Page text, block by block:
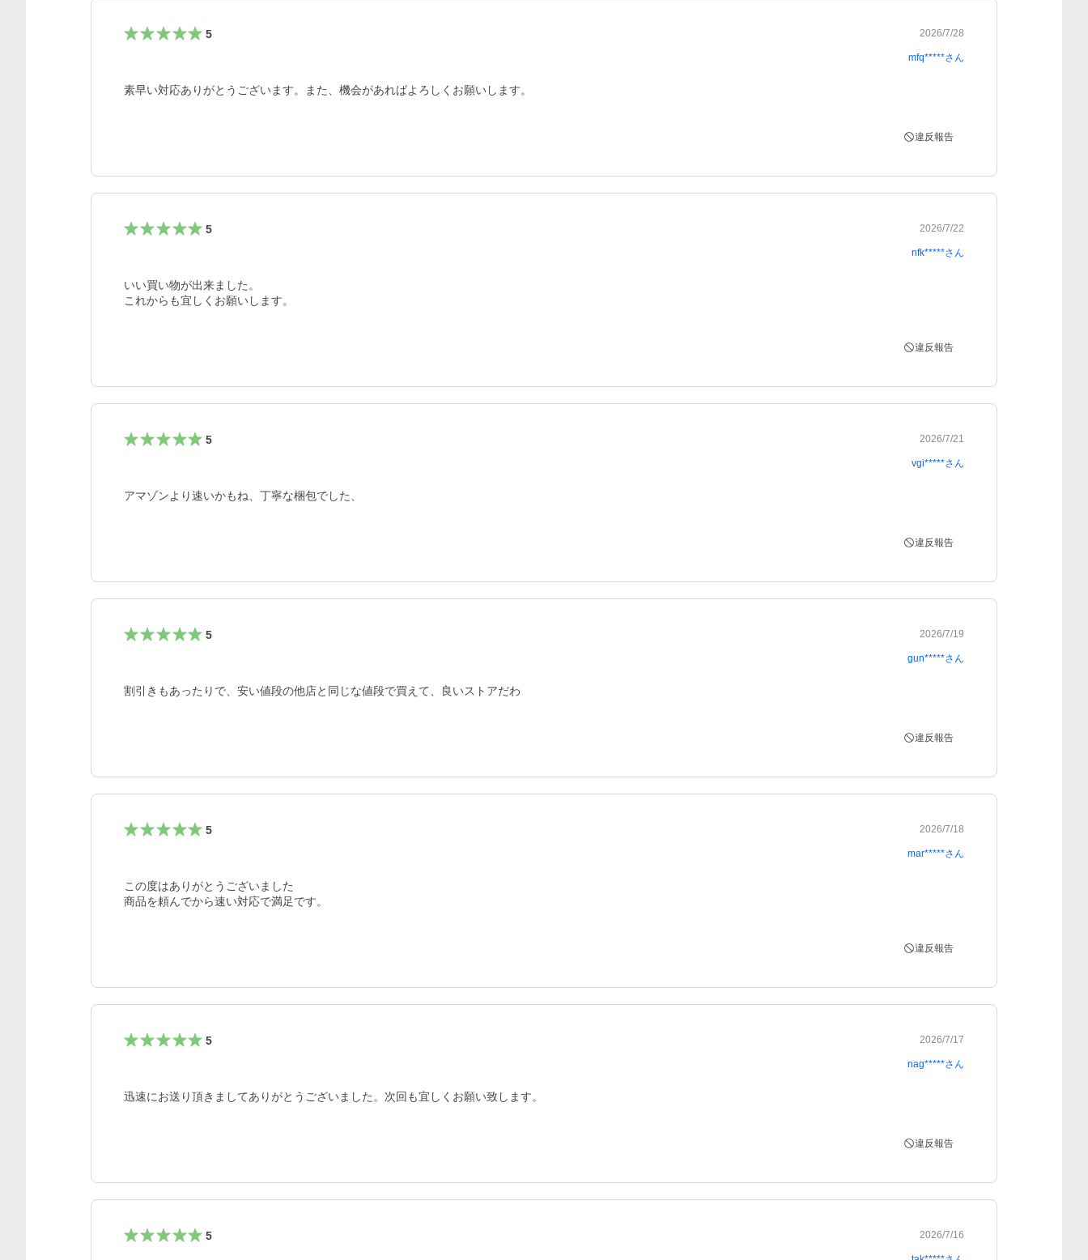
5 2026/7/28
mfq*****さん
素早い対応ありがとうございます。また、機会があればよろしくお願いします。
違反報告
5 2026/7/22
nfk*****さん
いい買い物が出来ました。
これからも宜しくお願いします。
違反報告
5 2026/7/21
vgi*****さん
アマゾンより速いかもね、丁寧な梱包でした、
違反報告
5 2026/7/19
gun*****さん
割引きもあったりで、安い値段の他店と同じな値段で買えて、良いストアだわ
違反報告
5 2026/7/18
mar*****さん
この度はありがとうございました
商品を頼んでから速い対応で満足です。
違反報告
5 2026/7/17
nag*****さん
迅速にお送り頂きましてありがとうございました。次回も宜しくお願い致します。
違反報告
5 2026/7/16